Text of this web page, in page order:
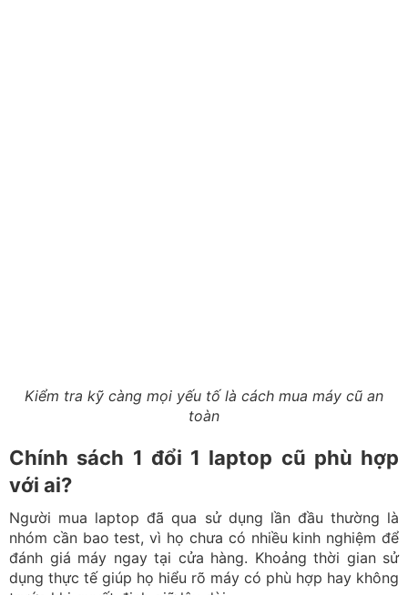
Người mua laptop đã qua sử dụng lần đầu thường là
nhóm cần bao test, vì họ chưa có nhiều kinh nghiệm để
dụng thực tế giúp họ hiểu rõ máy có phù hợp hay không
trước khi quyết định giữ lâu dài.
Với học sinh - sinh viên, nhu cầu chủ yếu là học tập và
làm bài online. Một chiếc máy ổn định trong quá trình
học là quan trọng hơn cấu hình cao nhưng dễ phát sinh
lỗi khi sử dụng liên tục.